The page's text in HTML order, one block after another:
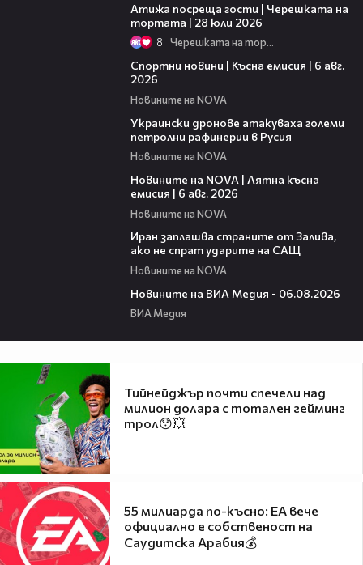
Атижа посреща гости | Черешката на
тортата | 28 юли 2026
8 Черешката на тортата
Спортни новини | Късна емисия | 6 авг.
2026
Новините на NOVA
Украински дронове атакуваха големи
петролни рафинерии в Русия
Новините на NOVA
Новините на NOVA | Лятна късна
емисия | 6 авг. 2026
Новините на NOVA
Иран заплашва страните от Залива,
ако не спрат ударите на САЩ
Новините на NOVA
Новините на ВИА Медия - 06.08.2026
ВИА Медия
Тийнейджър почти спечели над
милион долара с тотален гейминг
трол😯💥
55 милиарда по-късно: EA вече
официално е собственост на
Саудитска Арабия💰